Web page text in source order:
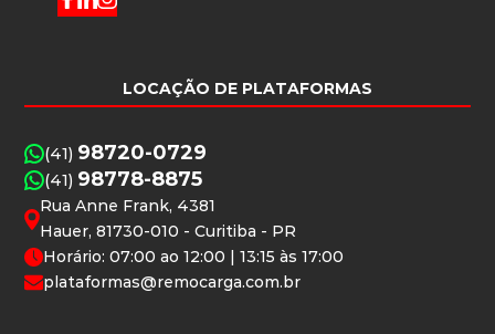
LOCAÇÃO DE PLATAFORMAS
(41) 98720-0729
(41) 98778-8875
Rua Anne Frank, 4381
Hauer, 81730-010 - Curitiba - PR
Horário: 07:00 ao 12:00 | 13:15 às 17:00
plataformas@remocarga.com.br